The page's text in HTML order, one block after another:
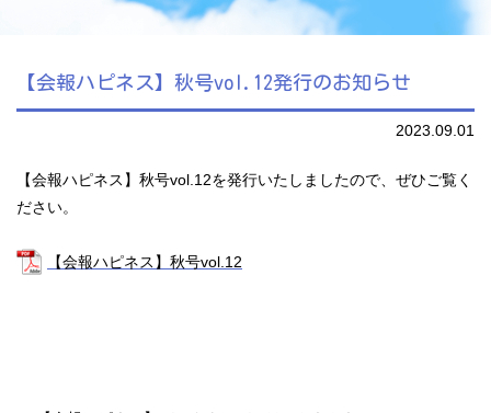
【会報ハピネス】秋号vol.12発行のお知らせ
2023.09.01
【会報ハピネス】秋号vol.12を発行いたしましたので、ぜひご覧く
ださい。
【会報ハピネス】秋号vol.12